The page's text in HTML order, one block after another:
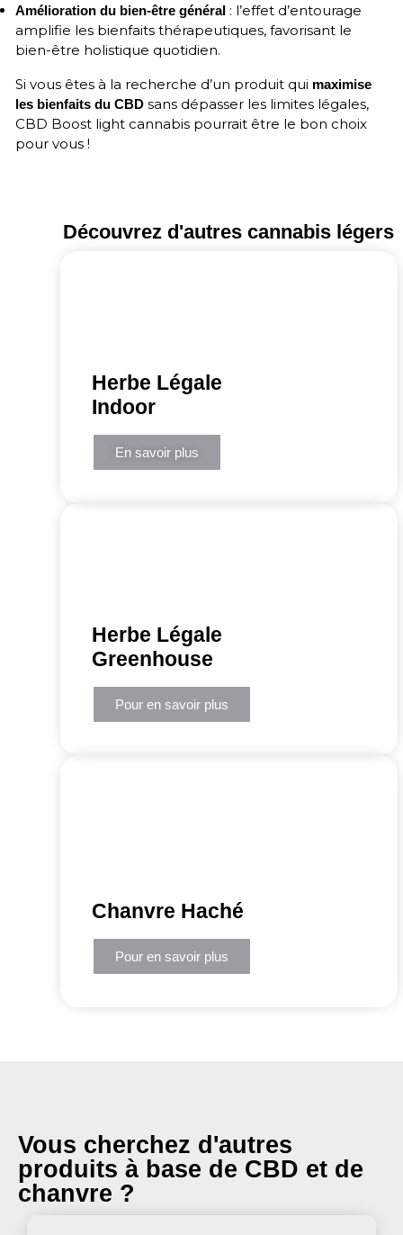
Amélioration du bien-être général: l’effet d’entourage
amplifie les bienfaits thérapeutiques, favorisant le
bien-être holistique quotidien.
Si vous êtes à la recherche d’un produit qui maximise
les bienfaits du CBDsans dépasser les limites légales,
CBD Boost light cannabis pourrait être le bon choix
pour vous !
Découvrez d'autres cannabis légers
Herbe Légale
Indoor
En savoir plus
Herbe Légale
Greenhouse
Pour en savoir plus
Chanvre Haché
Pour en savoir plus
Vous cherchez d'autres
produits à base de CBD et de
chanvre ?